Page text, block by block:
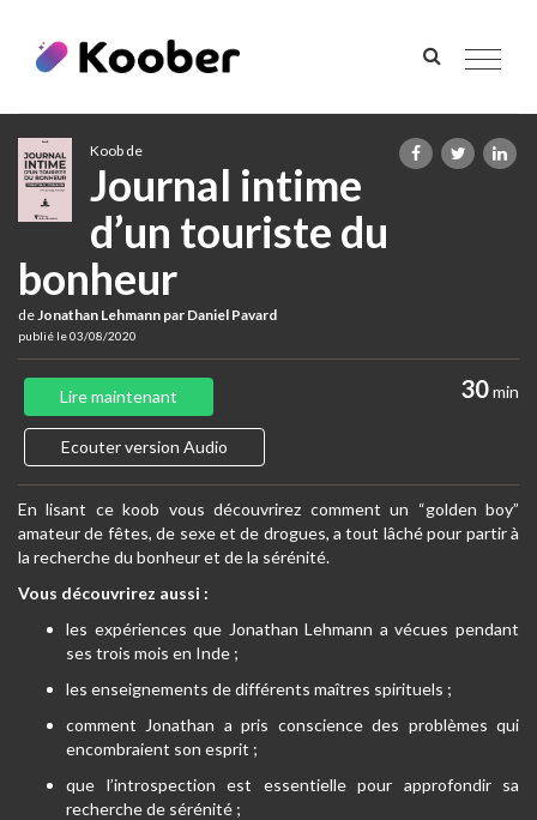
Toggle
Koob de
Journal intime
d’un touriste du
bonheur
deJonathan Lehmann par Daniel Pavard
publié le 03/08/2020
30min
Lire maintenant
Ecouter version Audio
En lisant ce koob vous découvrirez comment un “golden boy”
amateur de fêtes, de sexe et de drogues, a tout lâché pour partir à
la recherche du bonheur et de la sérénité.
Vous découvrirez aussi :
les expériences que Jonathan Lehmann a vécues pendant
ses trois mois en Inde ;
les enseignements de différents maîtres spirituels ;
comment Jonathan a pris conscience des problèmes qui
encombraient son esprit ;
que l’introspection est essentielle pour approfondir sa
recherche de sérénité ;